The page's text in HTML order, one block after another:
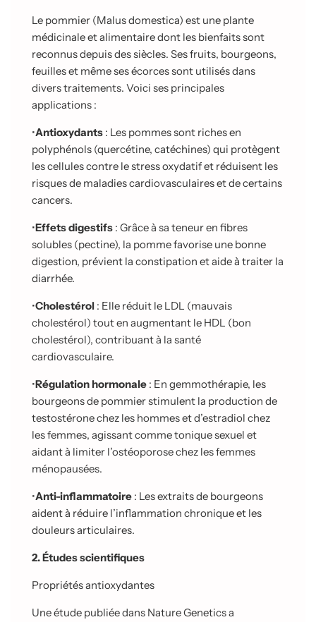
c
o
u
r
s
.
.
Le pommier (Malus domestica) est une plante
médicinale et alimentaire dont les bienfaits sont
reconnus depuis des siècles. Ses fruits, bourgeons,
feuilles et même ses écorces sont utilisés dans
divers traitements. Voici ses principales
applications :
•Antioxydants : Les pommes sont riches en
polyphénols (quercétine, catéchines) qui protègent
les cellules contre le stress oxydatif et réduisent les
risques de maladiescardiovasculaires et de certains
cancers.
•Effets digestifs : Grâce à sa teneur en fibres
solubles (pectine), la pomme favorise une bonne
digestion, prévient la constipation et aide à traiter la
diarrhée.
•Cholestérol : Elle réduit le LDL (mauvais
cholestérol) tout en augmentant le HDL (bon
cholestérol), contribuant à la santé
cardiovasculaire.
•Régulation hormonale : En gemmothérapie, les
bourgeons de pommier stimulent la production de
testostérone chez les hommes et d’estradiol chez
les femmes, agissant comme tonique sexuel et
aidant à limiter l’ostéoporose chez les femmes
ménopausées.
•Anti-inflammatoire : Les extraits de bourgeons
aident à réduire l’inflammation chronique et les
douleurs articulaires.
2. Études scientifiques
Propriétés antioxydantes
Une étude publiée dans Nature Genetics a